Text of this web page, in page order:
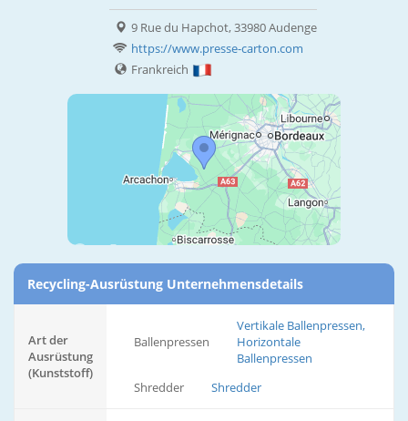
9 Rue du Hapchot, 33980 Audenge
https://www.presse-carton.com
Frankreich
Recycling-Ausrüstung Unternehmensdetails
Art der
Ausrüstung
(Kunststoff)
Ballenpressen
Vertikale Ballenpressen,
Horizontale
Ballenpressen
Shredder
Shredder